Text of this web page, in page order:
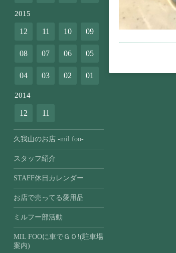
2015
12 11 10 09
08 07 06 05
04 03 02 01
2014
12 11
久我山のお店 -mil foo-
スタッフ紹介
STAFF休日カレンダー
お店で売ってる愛用品
ミルフー部活動
MIL FOOに車でＧＯ!(駐車場
案内)